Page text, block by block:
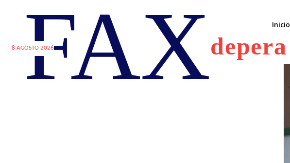
8 AGOSTO 2026
FAXdepera
Inicio